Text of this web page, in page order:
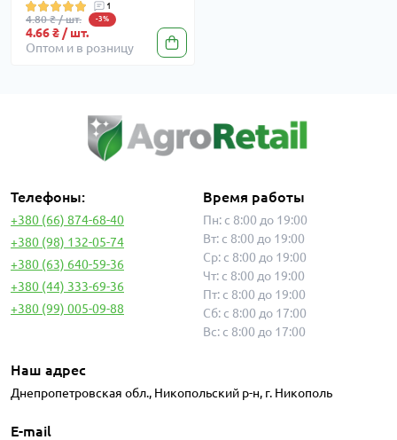
1
4.80 ₴ / шт. -3%
4.66 ₴ / шт.
Оптом и в розницу
Телефоны:
+380 (66) 874-68-40
+380 (98) 132-05-74
+380 (63) 640-59-36
+380 (44) 333-69-36
+380 (99) 005-09-88
Время работы
Пн: с 8:00 до 19:00
Вт: с 8:00 до 19:00
Ср: с 8:00 до 19:00
Чт: с 8:00 до 19:00
Пт: с 8:00 до 19:00
Сб: с 8:00 до 17:00
Вс: с 8:00 до 17:00
Наш адрес
Днепропетровская обл., Никопольский р-н, г. Никополь
E-mail